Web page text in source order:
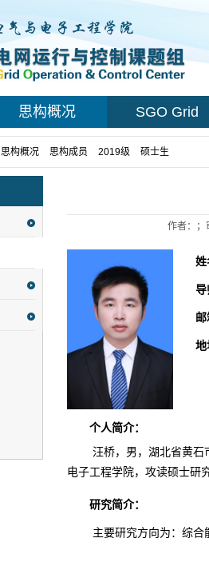
思构概况 SGO Grid
思构概况 思构成员 2019级 硕士生
作者：；
姓
导
地
个人简介：
汪桥，男，湖北省黄石
电子工程学院，攻读硕士研
研究简介：
主要研究方向为：综